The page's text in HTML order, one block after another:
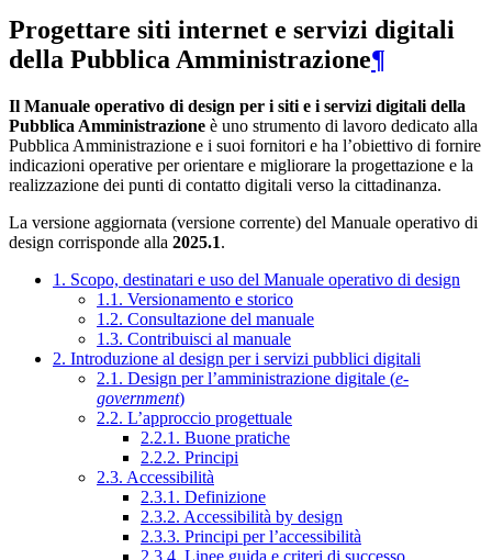
Progettare siti internet e servizi digitali
della Pubblica Amministrazione¶
Il Manuale operativo di design per i siti e i servizi digitali della
Pubblica Amministrazione è uno strumento di lavoro dedicato alla
Pubblica Amministrazione e i suoi fornitori e ha l’obiettivo di fornire
indicazioni operative per orientare e migliorare la progettazione e la
realizzazione dei punti di contatto digitali verso la cittadinanza.
La versione aggiornata (versione corrente) del Manuale operativo di
design corrisponde alla 2025.1.
1. Scopo, destinatari e uso del Manuale operativo di design
1.1. Versionamento e storico
1.2. Consultazione del manuale
1.3. Contribuisci al manuale
2. Introduzione al design per i servizi pubblici digitali
2.1. Design per l’amministrazione digitale (e-
government)
2.2. L’approccio progettuale
2.2.1. Buone pratiche
2.2.2. Principi
2.3. Accessibilità
2.3.1. Definizione
2.3.2. Accessibilità by design
2.3.3. Principi per l’accessibilità
2.3.4. Linee guida e criteri di successo